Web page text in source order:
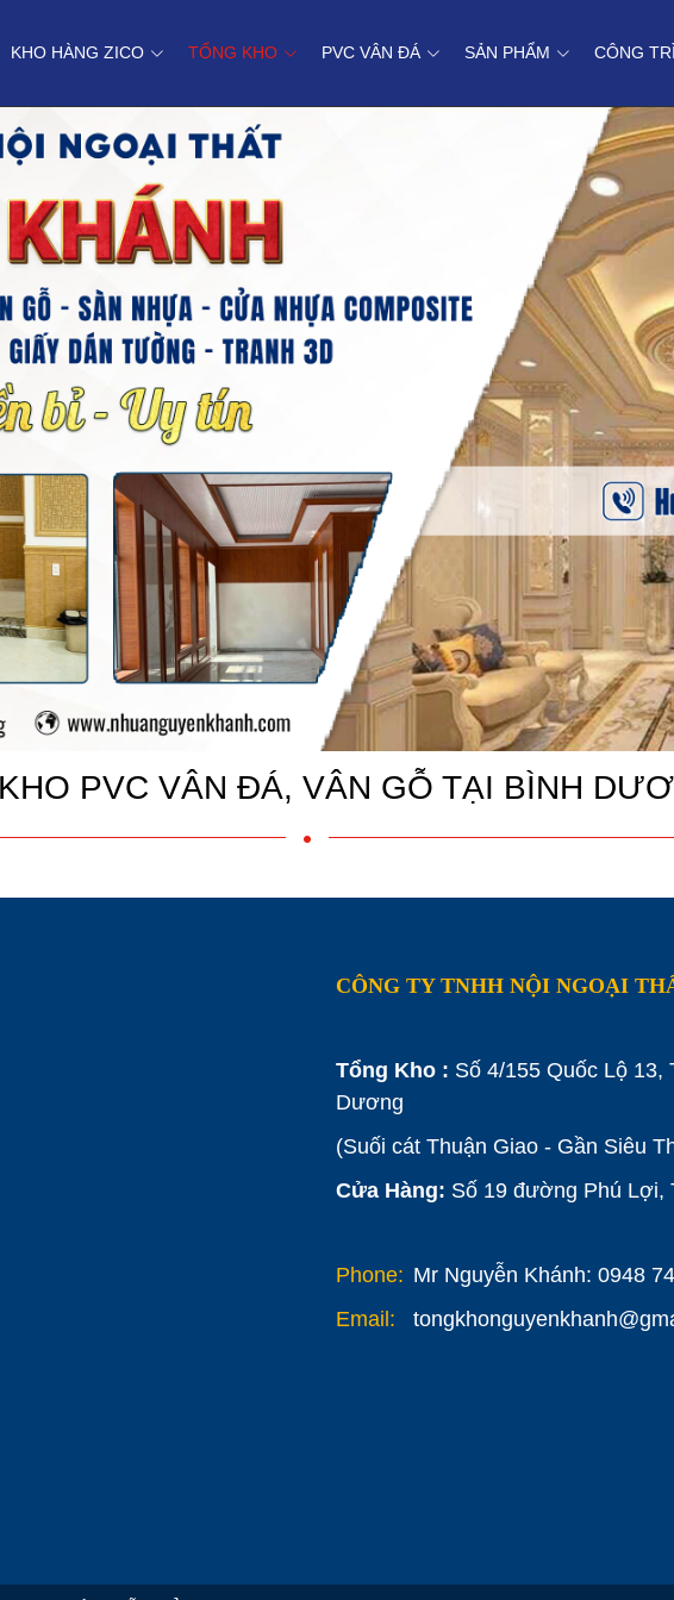
KHO HÀNG ZICO TỔNG KHO PVC VÂN ĐÁ SẢN PHẨM CÔNG
PVC VÂN ĐÁ, VÂN GỖ TẠI BÌNH
CÔNG TY TNHH NỘI NGOẠI
Tổng Kho : Số 4/155 Quốc Lộ 13,
Dương
(Suối cát Thuận Giao - Gần Siêu
Cửa Hàng: Số 19 đường Phú Lợi,
Phone: Mr Nguyễn Khánh: 0948
Email: